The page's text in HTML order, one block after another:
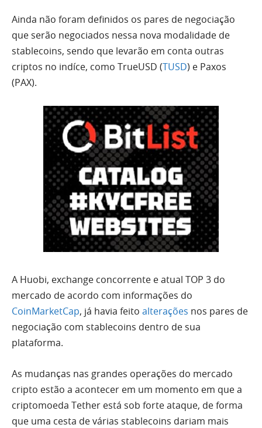
Ainda não foram definidos os pares de negociação
que serão negociados nessa nova modalidade de
stablecoins, sendo que levarão em conta outras
criptos no indíce, como TrueUSD (TUSD) e Paxos
(PAX).
A Huobi, exchange concorrente e atual TOP 3 do
mercado de acordo com informações do
CoinMarketCap, já havia feito alterações nos pares de
negociação com stablecoins dentro de sua
plataforma.
As mudanças nas grandes operações do mercado
cripto estão a acontecer em um momento em que a
criptomoeda Tether está sob forte ataque, de forma
que uma cesta de várias stablecoins dariam mais